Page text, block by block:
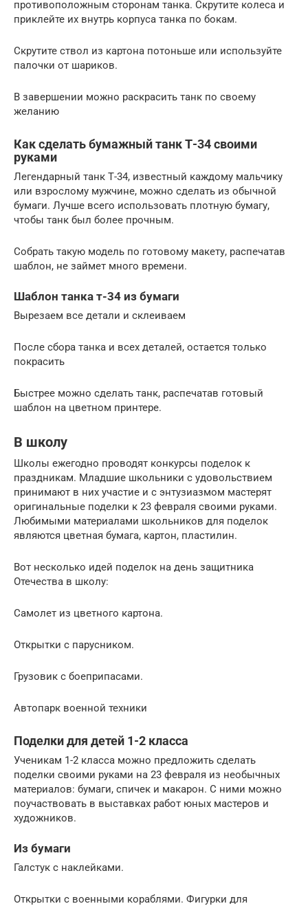
противоположным сторонам танка. Скрутите колеса и
приклейте их внутрь корпуса танка по бокам.
Скрутите ствол из картона потоньше или используйте
палочки от шариков.
В завершении можно раскрасить танк по своему
желанию
Как сделать бумажный танк Т-34 своими
руками
Легендарный танк Т-34, известный каждому мальчику
или взрослому мужчине, можно сделать из обычной
бумаги. Лучше всего использовать плотную бумагу,
чтобы танк был более прочным.
Собрать такую модель по готовому макету, распечатав
шаблон, не займет много времени.
Шаблон танка т-34 из бумаги
Вырезаем все детали и склеиваем
После сбора танка и всех деталей, остается только
покрасить
Быстрее можно сделать танк, распечатав готовый
шаблон на цветном принтере.
В школу
Школы ежегодно проводят конкурсы поделок к
праздникам. Младшие школьники с удовольствием
принимают в них участие и с энтузиазмом мастерят
оригинальные поделки к 23 февраля своими руками.
Любимыми материалами школьников для поделок
являются цветная бумага, картон, пластилин.
Вот несколько идей поделок на день защитника
Отечества в школу:
Самолет из цветного картона.
Открытки с парусником.
Грузовик с боеприпасами.
Автопарк военной техники
Поделки для детей 1-2 класса
Ученикам 1-2 класса можно предложить сделать
поделки своими руками на 23 февраля из необычных
материалов: бумаги, спичек и макарон. С ними можно
поучаствовать в выставках работ юных мастеров и
художников.
Из бумаги
Галстук с наклейками.
Открытки с военными кораблями. Фигурки для